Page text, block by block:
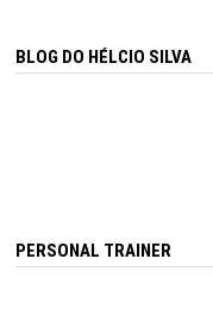
BLOG DO HÉLCIO SILVA
PERSONAL TRAINER